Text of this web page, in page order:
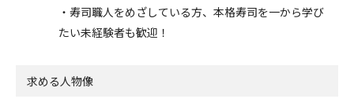
・寿司職人をめざしている方、本格寿司を一から学び
たい未経験者も歓迎！
求める人物像